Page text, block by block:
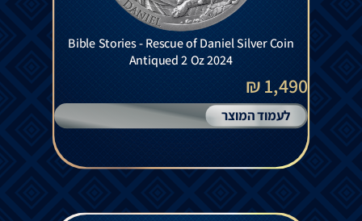
Bible Stories - Rescue of Daniel Silver Coin
Antiqued 2 Oz 2024
1,490 ₪
לעמוד המוצר